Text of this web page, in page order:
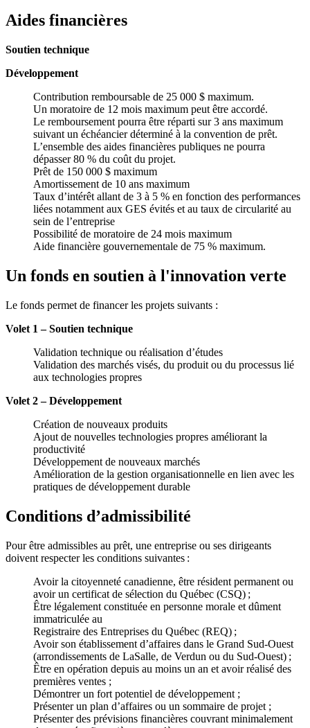
Aides financières
Soutien technique
Développement
Contribution remboursable de 25 000 $ maximum.
Un moratoire de 12 mois maximum peut être accordé.
Le remboursement pourra être réparti sur 3 ans maximum
suivant un échéancier déterminé à la convention de prêt.
L’ensemble des aides financières publiques ne pourra
dépasser 80 % du coût du projet.
Prêt de 150 000 $ maximum
Amortissement de 10 ans maximum
Taux d’intérêt allant de 3 à 5 % en fonction des performances
liées notamment aux GES évités et au taux de circularité au
sein de l’entreprise
Possibilité de moratoire de 24 mois maximum
Aide financière gouvernementale de 75 % maximum.
Un fonds en soutien à l'innovation verte
Le fonds permet de financer les projets suivants :
Volet 1 – Soutien technique
Validation technique ou réalisation d’études
Validation des marchés visés, du produit ou du processus lié
aux technologies propres
Volet 2 – Développement
Création de nouveaux produits
Ajout de nouvelles technologies propres améliorant la
productivité
Développement de nouveaux marchés
Amélioration de la gestion organisationnelle en lien avec les
pratiques de développement durable
Conditions d’admissibilité
Pour être admissibles au prêt, une entreprise ou ses dirigeants
doivent respecter les conditions suivantes :
Avoir la citoyenneté canadienne, être résident permanent ou
avoir un certificat de sélection du Québec (CSQ) ;
Être légalement constituée en personne morale et dûment
immatriculée au
Registraire des Entreprises du Québec (REQ) ;
Avoir son établissement d’affaires dans le Grand Sud-Ouest
(arrondissements de LaSalle, de Verdun ou du Sud-Ouest) ;
Être en opération depuis au moins un an et avoir réalisé des
premières ventes ;
Démontrer un fort potentiel de développement ;
Présenter un plan d’affaires ou un sommaire de projet ;
Présenter des prévisions financières couvrant minimalement